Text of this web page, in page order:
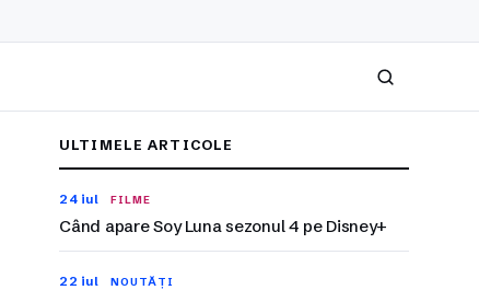
Caută
ULTIMELE ARTICOLE
24 iul FILME
Când apare Soy Luna sezonul 4 pe Disney+
22 iul NOUTĂȚI